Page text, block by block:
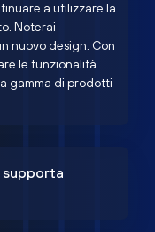
a utilizzare la
Noterai
nuovo design. Con
le funzionalità
gamma di prodotti